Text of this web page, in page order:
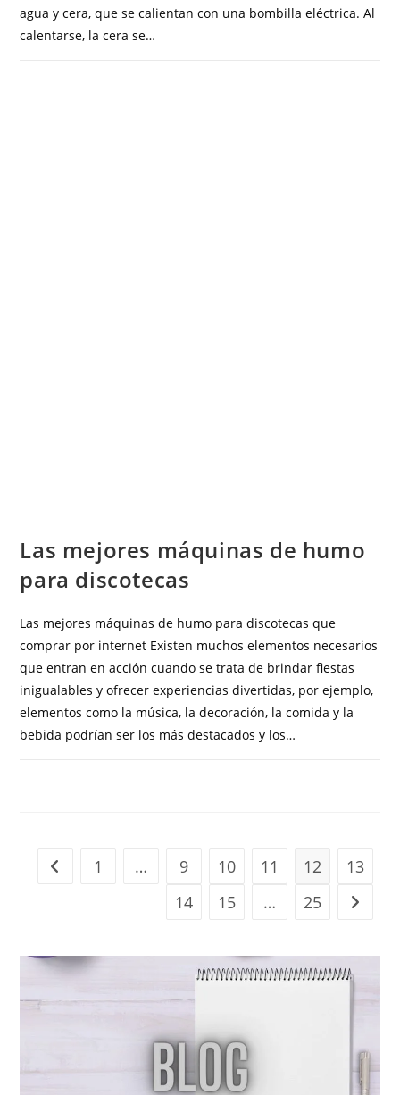
agua y cera, que se calientan con una bombilla eléctrica. Al
calentarse, la cera se…
Las mejores máquinas de humo
para discotecas
Las mejores máquinas de humo para discotecas que
comprar por internet Existen muchos elementos necesarios
que entran en acción cuando se trata de brindar fiestas
inigualables y ofrecer experiencias divertidas, por ejemplo,
elementos como la música, la decoración, la comida y la
bebida podrían ser los más destacados y los…
1 … 9 10 11 12
13
14
15 … 25